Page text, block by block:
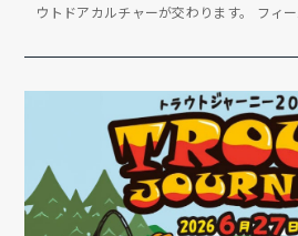
ウトドアカルチャーが交わります。 フィ
合い、長く付き合える道具を選ぶ。 自
も、根っこにあるのは「旅するように、
つの会場で出会う2日間。 それが、
ングフェスタです。 F